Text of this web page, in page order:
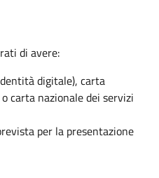
di avere:
digitale), carta
carta nazionale dei servizi
per la presentazione